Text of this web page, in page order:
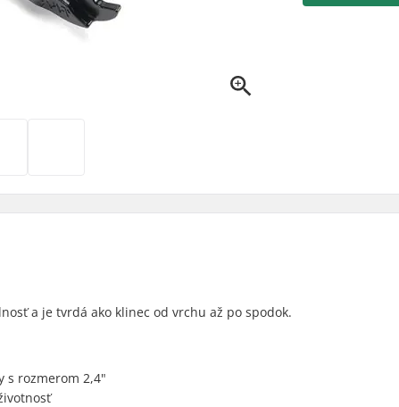
a je tvrdá ako klinec od vrchu až po spodok.
s rozmerom 2,4"